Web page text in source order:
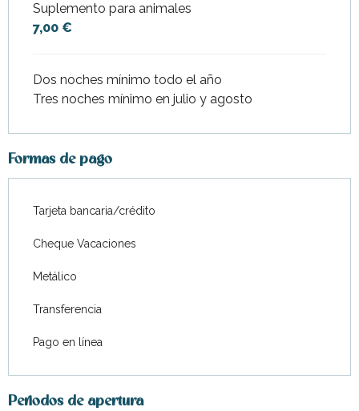
Suplemento para animales
7,00 €
Dos noches mínimo todo el año
Tres noches mínimo en julio y agosto
Formas de pago
Tarjeta bancaria/crédito
Cheque Vacaciones
Metálico
Transferencia
Pago en línea
Periodos de apertura